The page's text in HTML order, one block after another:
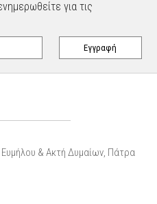
για τις
& Ακτή Δυμαίων, Πάτρα